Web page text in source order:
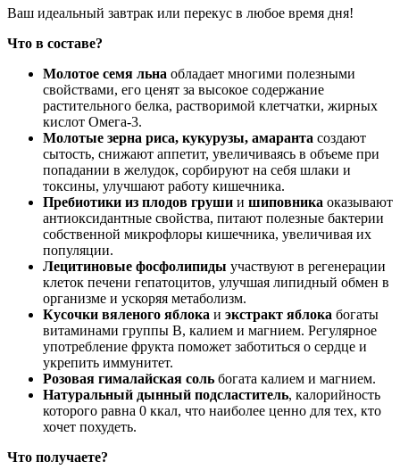
Ваш идеальный завтрак или перекус в любое время дня!
Что в составе?
Молотое семя льна обладает многими полезными
свойствами, его ценят за высокое содержание
растительного белка, растворимой клетчатки, жирных
кислот Омега-3.
Молотые зерна риса, кукурузы, амаранта создают
сытость, снижают аппетит, увеличиваясь в объеме при
попадании в желудок, сорбируют на себя шлаки и
токсины, улучшают работу кишечника.
Пребиотики из плодов груши и шиповника оказывают
антиоксидантные свойства, питают полезные бактерии
собственной микрофлоры кишечника, увеличивая их
популяции.
Лецитиновые фосфолипиды участвуют в регенерации
клеток печени гепатоцитов, улучшая липидный обмен в
организме и ускоряя метаболизм.
Кусочки вяленого яблока и экстракт яблока богаты
витаминами группы B, калием и магнием. Регулярное
употребление фрукта поможет заботиться о сердце и
укрепить иммунитет.
Розовая гималайская соль богата калием и магнием.
Натуральный дынный подсластитель, калорийность
которого равна 0 ккал, что наиболее ценно для тех, кто
хочет похудеть.
Что получаете?